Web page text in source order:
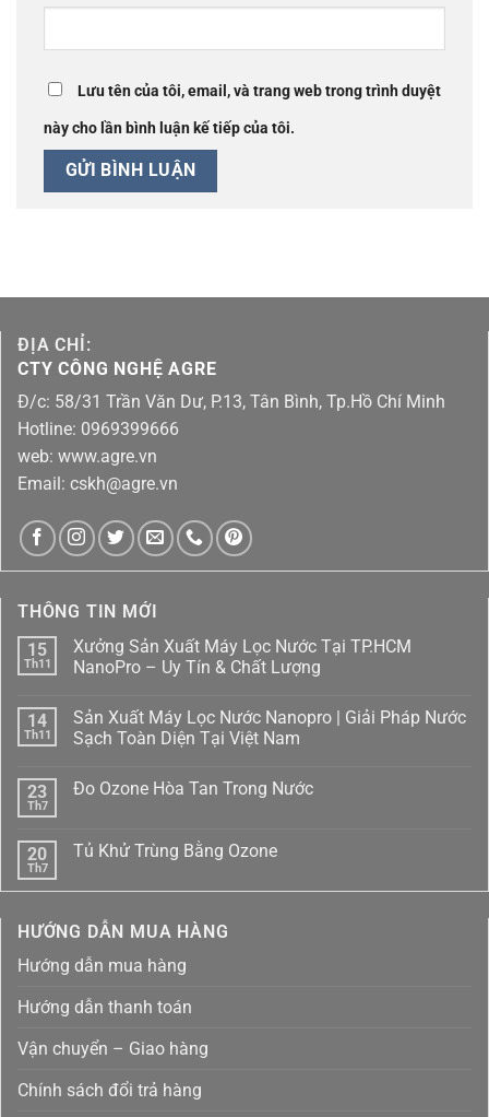
Lưu tên của tôi, email, và trang web trong trình duyệt
này cho lần bình luận kế tiếp của tôi.
ĐỊA CHỈ:
CTY CÔNG NGHỆ AGRE
Đ/c: 58/31 Trần Văn Dư, P.13, Tân Bình, Tp.Hồ Chí Minh
Hotline: 0969399666
web: www.agre.vn
Email: cskh@agre.vn
THÔNG TIN MỚI
15
Th11
Xưởng Sản Xuất Máy Lọc Nước Tại TP.HCM
NanoPro – Uy Tín & Chất Lượng
bình
luận
ở
Xuất
Tại
TP.HCM
–
&
Lượng
14
Th11
Sản Xuất Máy Lọc Nước Nanopro | Giải Pháp Nước
Sạch Toàn Diện Tại Việt Nam
bình
Xuất
Máy
Nước
Giải
Nước
Sạch
Diện
Tại
Nam
23
Th7
Đo Ozone Hòa Tan Trong Nước
bình
luận
Ozone
Tan
Trong
20
Th7
Tủ Khử Trùng Bằng Ozone
có
ở
Khử
Trùng
Ozone
HƯỚNG DẪN MUA HÀNG
Hướng dẫn mua hàng
Hướng dẫn thanh toán
Vận chuyển – Giao hàng
Chính sách đổi trả hàng